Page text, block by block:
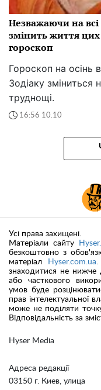
Незважаючи на
змінить життя цих
гороскоп
Гороскоп на осінь
Зодіаку
труднощі.
16:56 10.10
Hyser Media
Адреса редакції
03150 г. Киев, улица
Усі права захищені.
Матеріали сайту
безкоштовно з
матеріал
Hyser.com.ua.
знаходитися не нижче
або часткового
умов буде
прав інтелектуальної
може не поділяти
Відповідальність за